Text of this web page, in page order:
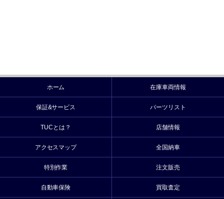
ホーム 在庫車両情報
保証&サービス パーツリスト
TUCとは？ 店舗情報
アクセスマップ 全国納車
特別作業 注文販売
自動車保険 買取査定